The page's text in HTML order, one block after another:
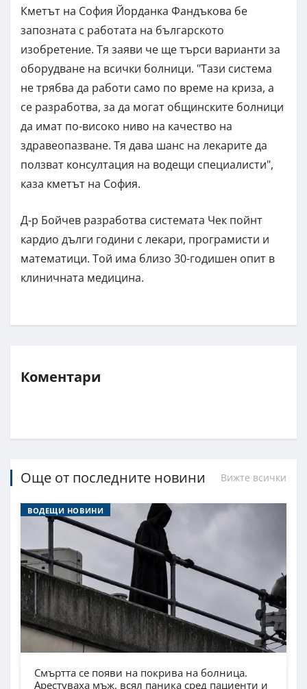
Кметът на София Йорданка Фандъкова бе
запозната с работата на българското
изобретение. Тя заяви че ще търси варианти за
оборудване на всички болници. "Тази система
не трябва да работи само по време на криза, а
се разработва, за да могат общинските болници
да имат по-високо ниво на качество на
здравеопазване. Тя дава шанс на лекарите да
ползват консултация на водещи специалисти",
каза кметът на София.
Д-р Бойчев разработва системата Чек пойнт
кардио дълги години с лекари, програмисти и
математици. Той има близо 30-годишен опит в
клиничната медицина.
Коментари
Още от последните новини Вижте всички
ВОДЕЩИ НОВИНИ
Смъртта се появи на покрива на болница.
Арестуваха мъж, всял паника сред пациенти и